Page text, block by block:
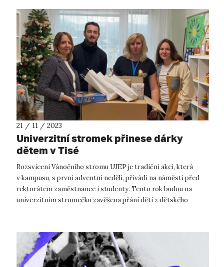
21 / 11 / 2023
Univerzitní stromek přinese dárky
dětem v Tisé
Rozsvícení Vánočního stromu UJEP je tradiční akcí, která
v kampusu, s první adventní nedělí, přivádí na náměstí před
rektorátem zaměstnance i studenty. Tento rok budou na
univerzitním stromečku zavěšena přání dětí z dětského